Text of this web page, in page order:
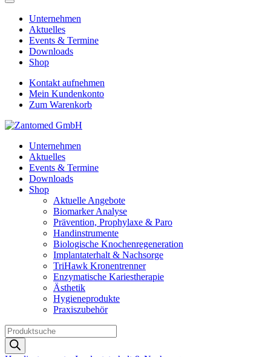
Unternehmen
Aktuelles
Events & Termine
Downloads
Shop
Kontakt aufnehmen
Mein Kundenkonto
Zum Warenkorb
Unternehmen
Aktuelles
Events & Termine
Downloads
Shop
Aktuelle Angebote
Biomarker Analyse
Prävention, Prophylaxe & Paro
Handinstrumente
Biologische Knochenregeneration
Implantaterhalt & Nachsorge
TriHawk Kronentrenner
Enzymatische Kariestherapie
Ästhetik
Hygieneprodukte
Praxiszubehör
Products
search